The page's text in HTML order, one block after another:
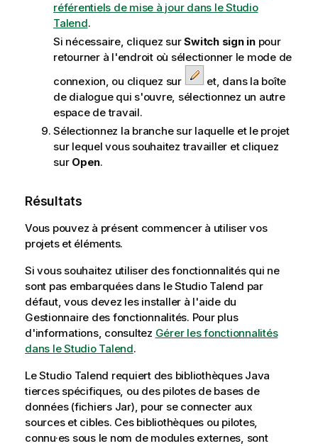
référentiels de mise à jour dans le Studio
Talend.
Si nécessaire, cliquez surSwitch sign inpour
retourner à l'endroit où sélectionner le mode de
connexion, ou cliquez sur
et, dans la boîte
de dialogue qui s'ouvre, sélectionnez un autre
espace de travail.
Sélectionnez la branche sur laquelle et le projet
sur lequel vous souhaitez travailler et cliquez
sur Open.
Résultats
Vous pouvez à présent commencer à utiliser vos
projets et éléments.
Si vous souhaitez utiliser des fonctionnalités qui ne
sont pas embarquées dans leStudio Talend par
défaut, vous devez les installer à l'aide du
Gestionnaire des fonctionnalités. Pour plus
d'informations, consultez Gérer les fonctionnalités
dans le Studio Talend.
LeStudio Talend requiert des bibliothèques Java
tierces spécifiques, ou des pilotes de bases de
données (fichiers Jar), pour se connecter aux
sources et cibles. Ces bibliothèques ou pilotes,
connu·es sous le nom de modules externes, sont